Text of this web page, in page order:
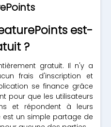
est-
?
gratuit. Il n'y a
frais d'inscription et
se finance grâce
pour que les utilisateurs
et répondent à leurs
est un simple partage de